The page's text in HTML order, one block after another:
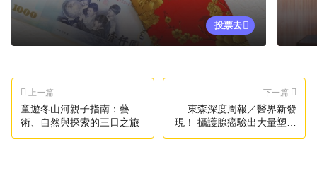
投票去
上一篇
童遊冬山河親子指南：藝
術、自然與探索的三日之旅
下一篇
東森深度周報／醫界新發
現！ 攝護腺癌驗出大量塑膠
微粒